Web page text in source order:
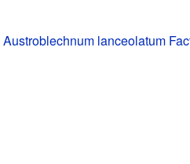
Austroblechnum lanceolatum